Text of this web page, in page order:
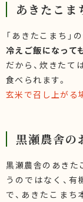
あきたこま
「あきたこまち」の
冷えご飯になって
だから、炊きたて
食べられます。
玄米で召し上がる
黒瀬農舎の
黒瀬農舎のあきた
うのではなく、
で、あきたこま